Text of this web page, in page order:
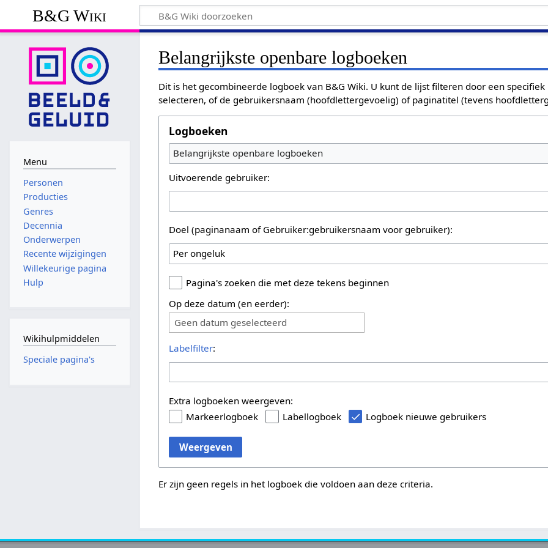
B&G Wiki
Belangrijkste openbare logboeken
Dit is het gecombineerde logboek van B&G Wiki. U kunt de lijst filteren door een
selecteren, of de gebruikersnaam (hoofdlettergevoelig) of paginatitel (tevens
Logboeken
Belangrijkste openbare logboeken
Uitvoerende gebruiker:
Doel (paginanaam of Gebruiker:gebruikersnaam voor gebruiker):
Pagina's zoeken die met deze tekens beginnen
Op deze datum (en eerder):
Geen datum geselecteerd
Labelfilter:
Extra logboeken weergeven:
Markeerlogboek
Labellogboek Logboek nieuwe gebruikers
Weergeven
Er zijn geen regels in het logboek die voldoen aan deze criteria.
Menu
Personen
Producties
Genres
Decennia
Onderwerpen
Recente wijzigingen
Willekeurige pagina
Hulp
Wikihulpmiddelen
Speciale pagina's